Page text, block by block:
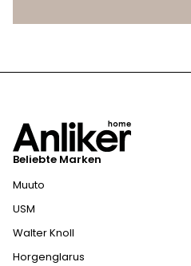
Beliebte Marken
Muuto
USM
Walter Knoll
Horgenglarus